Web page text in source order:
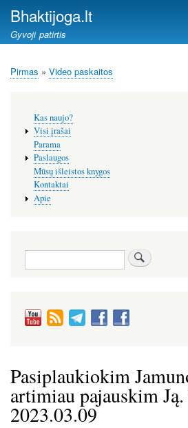
Bhaktijoga.lt
Gyvoji patirtis
Kelias
Pirmas Video paskaitos
Pasiplaukiokim
artimiau pajauskim
2023.03.09
meniu
Kas naujo?
Visi įrašai
Parama
Paslaugos
Mūsų išleistos knygos
Kontaktai
Apie
Paieška